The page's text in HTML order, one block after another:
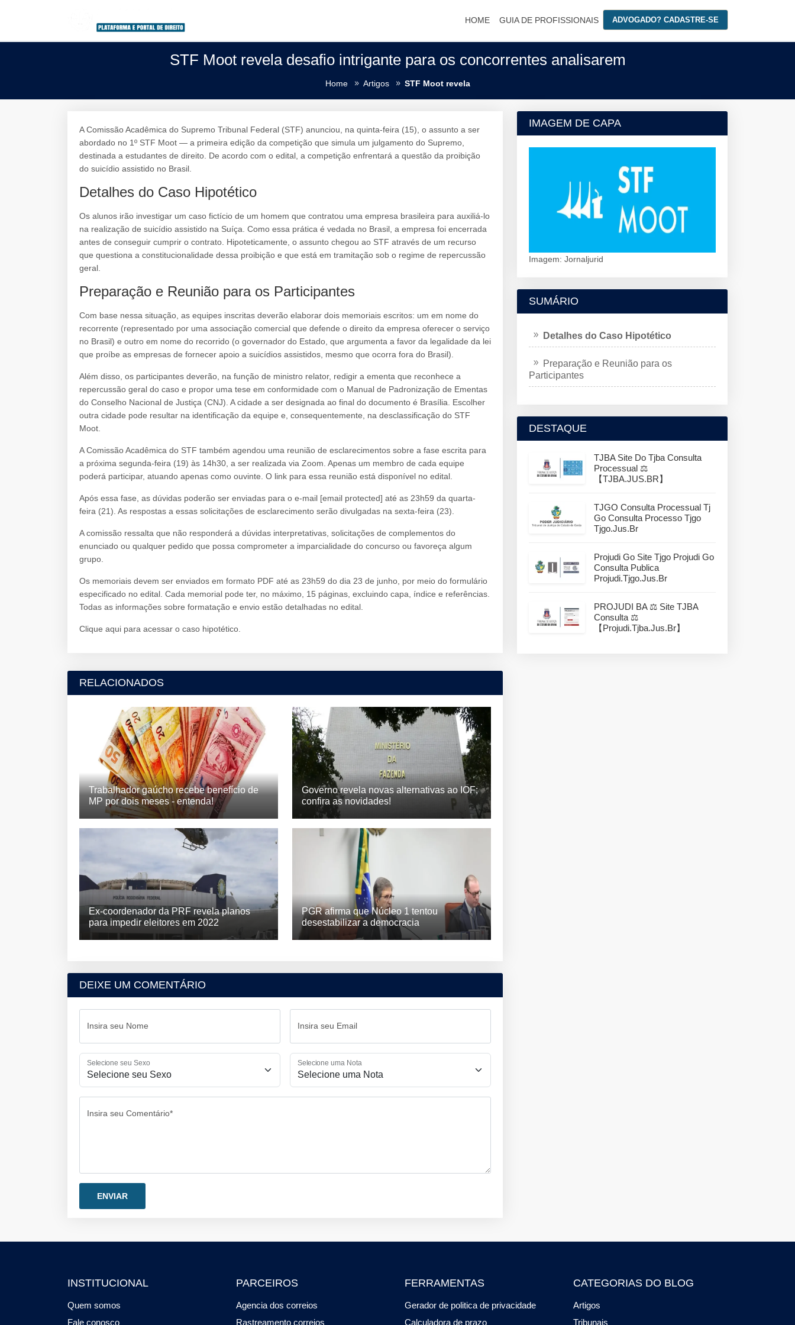
HOME GUIA DE PROFISSIONAIS ADVOGADO? CADASTRE-SE
STF Moot revela desafio intrigante para os concorrentes analisarem
Home Artigos STF Moot revela
A Comissão Acadêmica do Supremo Tribunal Federal (STF) anunciou, na quinta-feira (15), o assunto a ser
abordado no 1º STF Moot — a primeira edição da competição que simula um julgamento do Supremo,
destinada a estudantes de direito. De acordo com o edital, a competição enfrentará a questão da proibição
do suicídio assistido no Brasil.
Detalhes do Caso Hipotético
Os alunos irão investigar um caso fictício de um homem que contratou uma empresa brasileira para auxiliá-lo
na realização de suicídio assistido na Suíça. Como essa prática é vedada no Brasil, a empresa foi encerrada
antes de conseguir cumprir o contrato. Hipoteticamente, o assunto chegou ao STF através de um recurso
que questiona a constitucionalidade dessa proibição e que está em tramitação sob o regime de repercussão
geral.
Preparação e Reunião para os Participantes
Com base nessa situação, as equipes inscritas deverão elaborar dois memoriais escritos: um em nome do
recorrente (representado por uma associação comercial que defende o direito da empresa oferecer o serviço
no Brasil) e outro em nome do recorrido (o governador do Estado, que argumenta a favor da legalidade da lei
que proíbe as empresas de fornecer apoio a suicídios assistidos, mesmo que ocorra fora do Brasil).
Além disso, os participantes deverão, na função de ministro relator, redigir a ementa que reconhece a
repercussão geral do caso e propor uma tese em conformidade com o Manual de Padronização de Ementas
do Conselho Nacional de Justiça (CNJ). A cidade a ser designada ao final do documento é Brasília. Escolher
outra cidade pode resultar na identificação da equipe e, consequentemente, na desclassificação do STF
Moot.
A Comissão Acadêmica do STF também agendou uma reunião de esclarecimentos sobre a fase escrita para
a próxima segunda-feira (19) às 14h30, a ser realizada via Zoom. Apenas um membro de cada equipe
poderá participar, atuando apenas como ouvinte. O link para essa reunião está disponível no edital.
Após essa fase, as dúvidas poderão ser enviadas para o e-mail [email protected] até as 23h59 da quarta-
feira (21). As respostas a essas solicitações de esclarecimento serão divulgadas na sexta-feira (23).
A comissão ressalta que não responderá a dúvidas interpretativas, solicitações de complementos do
enunciado ou qualquer pedido que possa comprometer a imparcialidade do concurso ou favoreça algum
grupo.
Os memoriais devem ser enviados em formato PDF até as 23h59 do dia 23 de junho, por meio do formulário
especificado no edital. Cada memorial pode ter, no máximo, 15 páginas, excluindo capa, índice e referências.
Todas as informações sobre formatação e envio estão detalhadas no edital.
Clique aqui para acessar o caso hipotético.
RELACIONADOS
Trabalhador gaúcho recebe benefício de
MP por dois meses - entenda!
Governo revela novas alternativas ao IOF;
confira as novidades!
Ex-coordenador da PRF revela planos
para impedir eleitores em 2022
PGR afirma que Núcleo 1 tentou
desestabilizar a democracia
DEIXE UM COMENTÁRIO
Insira seu Nome Insira seu Email
Selecione seu Sexo Selecione uma Nota
Insira seu Comentário*
IMAGEM DE CAPA
Imagem: Jornaljurid
SUMÁRIO
Detalhes do Caso Hipotético
Preparação e Reunião para os
Participantes
DESTAQUE
TJBA Site Do Tjba Consulta
Processual ⚖️
【TJBA.JUS.BR】
TJGO Consulta Processual Tj
Go Consulta Processo Tjgo
Tjgo.jus.br
Projudi Go Site Tjgo Projudi Go
Consulta Publica
Projudi.tjgo.jus.br
PROJUDI BA ⚖️ Site TJBA
Consulta ⚖️
【projudi.tjba.jus.br】
INSTITUCIONAL
Quem somos
Fale conosco
PARCEIROS
Agencia dos correios
Rastreamento correios
FERRAMENTAS
Gerador de politica de privacidade
Calculadora de prazo
CATEGORIAS DO BLOG
Artigos
Tribunais